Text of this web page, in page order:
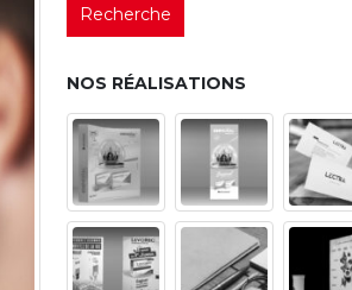
Recherche
NOS RÉALISATIONS